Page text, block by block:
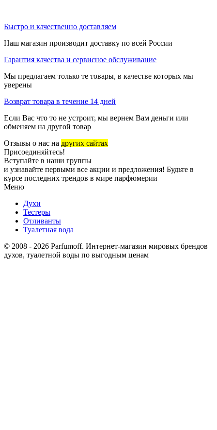
Быстро и качественно доставляем
Наш магазин производит доставку по всей России
Гарантия качества и сервисное обслуживание
Мы предлагаем только те товары, в качестве которых мы
уверены
Возврат товара в течение 14 дней
Если Вас что то не устроит, мы вернем Вам деньги или
обменяем на другой товар
Отзывы о нас на других сайтах
Присоединяйтесь!
Вступайте в наши группы
и узнавайте первыми все акции и предложения! Будьте в
курсе последних трендов в мире парфюмерии
Меню
Духи
Тестеры
Отливанты
Туалетная вода
© 2008 - 2026 Parfumoff. Интернет-магазин мировых брендов
духов, туалетной воды по выгодным ценам